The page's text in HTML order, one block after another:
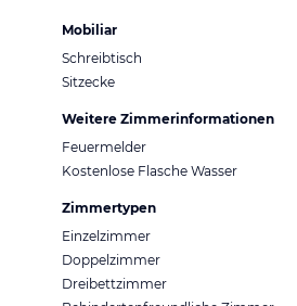
Mobiliar
Schreibtisch
Sitzecke
Weitere Zimmerinformationen
Feuermelder
Kostenlose Flasche Wasser
Zimmertypen
Einzelzimmer
Doppelzimmer
Dreibettzimmer